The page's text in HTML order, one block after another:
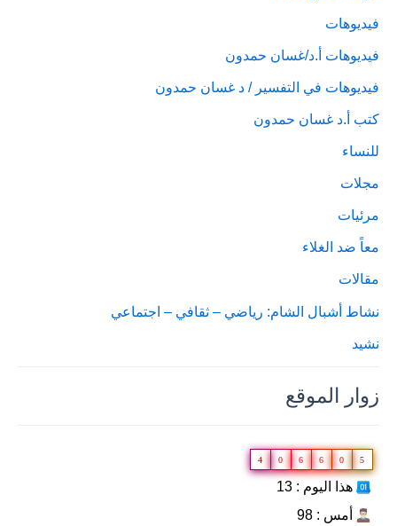
فيديوهات
فيديوهات أ.د/غسان حمدون
فيديوهات في التفسير / د غسان حمدون
كتب أ.د غسان حمدون
للنساء
مجلات
مرئيات
معاً ضد الغلاء
مقالات
نشاط أشبال الشام: رياضي – ثقافي – اجتماعي
نشيد
زوار الموقع
4 0 6 6 0 5
هذا اليوم : 13
أمس : 98